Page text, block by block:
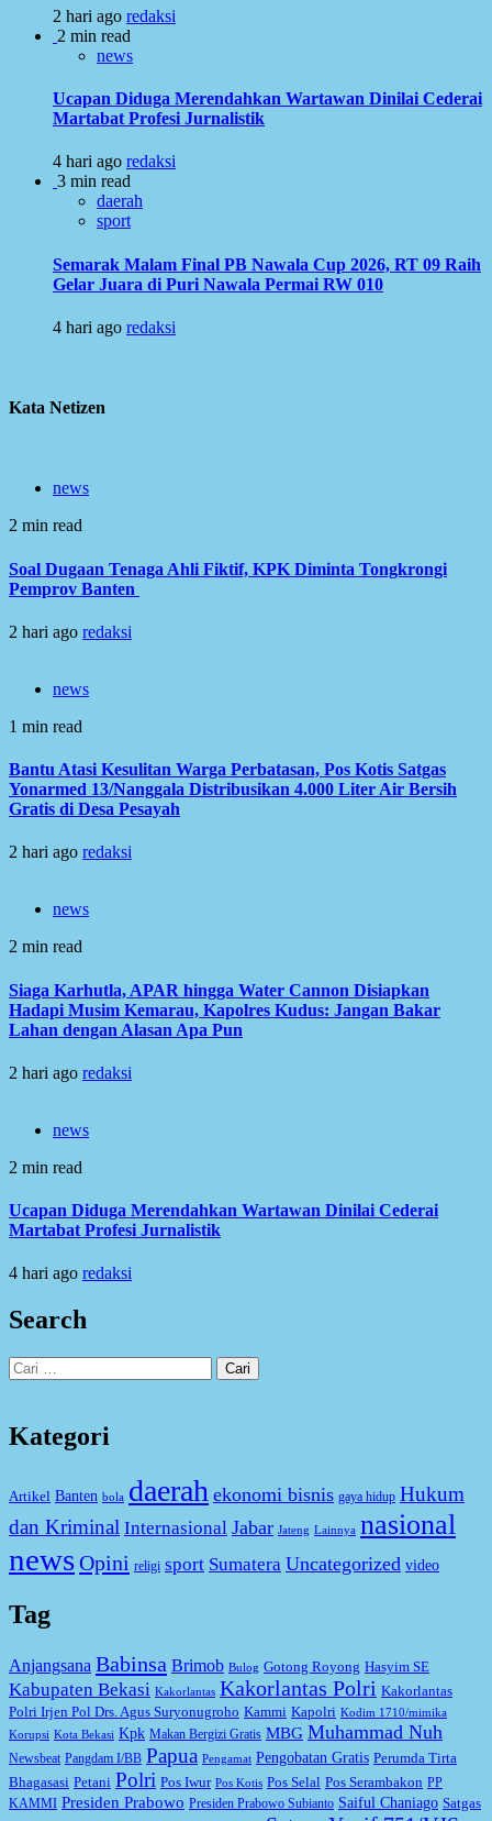
2 hari ago redaksi
2 min read
news
Ucapan Diduga Merendahkan Wartawan Dinilai Cederai
Martabat Profesi Jurnalistik
4 hari ago redaksi
3 min read
daerah
sport
Semarak Malam Final PB Nawala Cup 2026, RT 09 Raih
Gelar Juara di Puri Nawala Permai RW 010
4 hari ago redaksi
Kata Netizen
news
2 min read
Soal Dugaan Tenaga Ahli Fiktif, KPK Diminta Tongkrongi
Pemprov Banten
2 hari ago redaksi
news
1 min read
Bantu Atasi Kesulitan Warga Perbatasan, Pos Kotis Satgas
Yonarmed 13/Nanggala Distribusikan 4.000 Liter Air Bersih
Gratis di Desa Pesayah
2 hari ago redaksi
news
2 min read
Siaga Karhutla, APAR hingga Water Cannon Disiapkan
Hadapi Musim Kemarau, Kapolres Kudus: Jangan Bakar
Lahan dengan Alasan Apa Pun
2 hari ago redaksi
news
2 min read
Ucapan Diduga Merendahkan Wartawan Dinilai Cederai
Martabat Profesi Jurnalistik
4 hari ago redaksi
Search
Cari
untuk:
Kategori
Artikel Banten bola daerah ekonomi bisnis gaya hidup Hukum
dan Kriminal Internasional Jabar Jateng Lainnya nasional
newsOpini religi sport Sumatera Uncategorized video
Tag
Anjangsana Babinsa Brimob Bulog Gotong Royong Hasyim SE
Kabupaten Bekasi Kakorlantas Kakorlantas Polri Kakorlantas
Polri Irjen Pol Drs. Agus Suryonugroho Kammi Kapolri Kodim 1710/mimika
Korupsi Kota Bekasi Kpk Makan Bergizi Gratis MBG Muhammad Nuh
Newsbeat Pangdam I/BB Papua Pengamat Pengobatan Gratis Perumda Tirta
Bhagasasi Petani Polri Pos Iwur Pos Kotis Pos Selal Pos Serambakon PP
KAMMI Presiden Prabowo Presiden Prabowo Subianto Saiful Chaniago Satgas